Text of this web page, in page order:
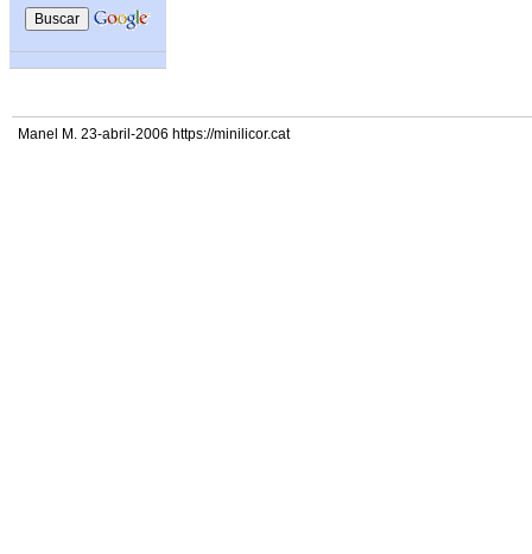
Manel M. 23-abril-2006 https://minilicor.cat